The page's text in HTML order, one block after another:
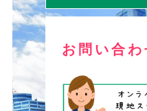
お問い合